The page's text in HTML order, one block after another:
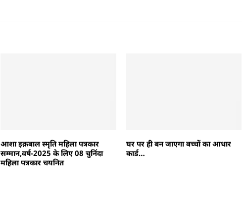
आशा इक़बाल स्मृति महिला पत्रकार
सम्मान,वर्ष-2025 के लिए 08 चुनिंदा
महिला पत्रकार चयनित
घर पर ही बन जाएगा बच्चों का आधार
कार्ड…